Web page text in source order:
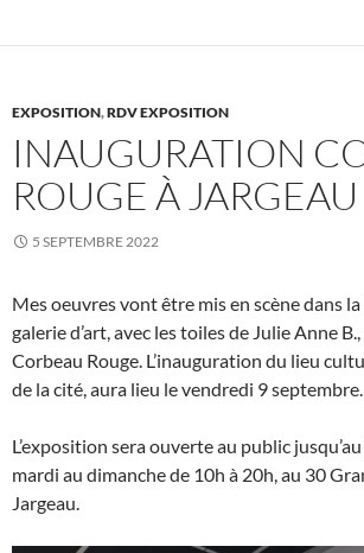
EXPOSITION,RDV EXPOSITION
INAUGURATION
ROUGE À JARGEAU
5 SEPTEMBRE 2022
Mes oeuvres vont être mis en scène dans
galerie d’art, avec les toiles de Julie Anne
Corbeau Rouge. L’inauguration du lieu
de la cité, aura lieu le vendredi 9 septembre.
L’exposition sera ouverte au public
mardi au dimanche de 10h à 20h, au 30
Jargeau.